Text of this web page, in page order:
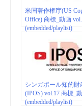
米国著作権庁(US
Office) 商標_動画
(embedded/playlist)
シンガポール知的財
(IPOS) vol.17 商標_
(embedded/playlist)